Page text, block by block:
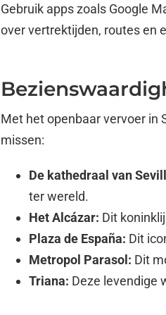
Gebruik apps zoals Google
over vertrektijden, routes en
Met het openbaar vervoer in
missen:
De kathedraal van
ter wereld.
Het Alcázar: Dit
Plaza de España: Dit
Metropol Parasol: Dit
Triana: Deze levendige